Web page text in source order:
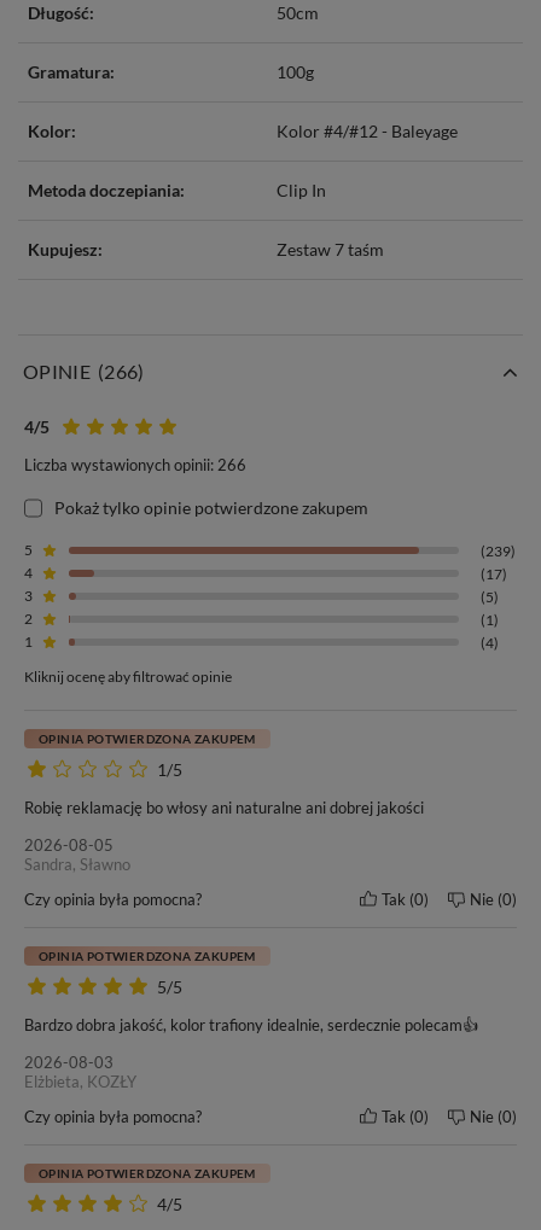
Długość: 50cm
Gramatura: 100g
Kolor: Kolor #4/#12 - Baleyage
Metoda doczepiania: Clip In
Kupujesz: Zestaw 7 taśm
OPINIE (266)
4/5
Liczba wystawionych opinii: 266
Pokaż tylko opinie potwierdzone zakupem
5
(239)
4
(17)
3
(5)
2
(1)
1
(4)
Kliknij ocenę aby filtrować opinie
1/5
OPINIA POTWIERDZONA ZAKUPEM
Robię reklamację bo włosy ani naturalne ani dobrej jakości
2026-08-05
Sandra, Sławno
Czy opinia była pomocna?
Tak 0 Nie 0
5/5
OPINIA POTWIERDZONA ZAKUPEM
Bardzo dobra jakość, kolor trafiony idealnie, serdecznie polecam👍
2026-08-03
Elżbieta, KOZŁY
Czy opinia była pomocna?
Tak 0 Nie 0
4/5
OPINIA POTWIERDZONA ZAKUPEM